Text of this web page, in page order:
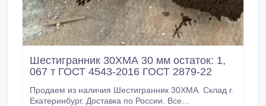
Шестигранник 30ХМА 30 мм остаток: 1,
067 т ГОСТ 4543-2016 ГОСТ 2879-22
Продаем из наличия Шестигранник 30ХМА. Склад г.
Екатеринбург. Доставка по России. Все